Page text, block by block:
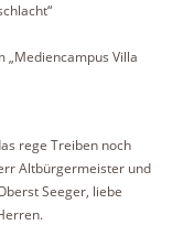
„Mediencampus Villa
rege Treiben noch
Altbürgermeister und
Seeger, liebe